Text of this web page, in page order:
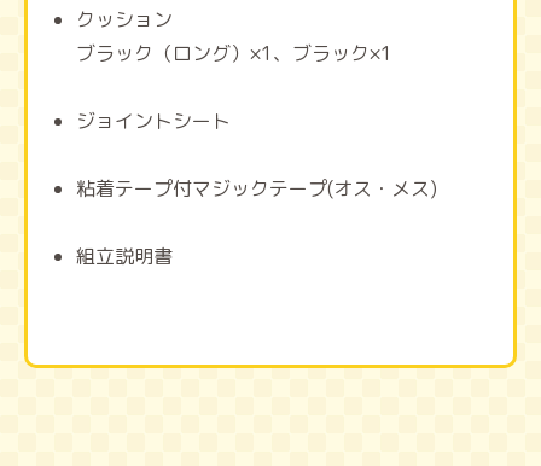
クッション
ブラック（ロング）×1、ブラック×1
ジョイントシート
粘着テープ付マジックテープ(オス・メス)
組立説明書